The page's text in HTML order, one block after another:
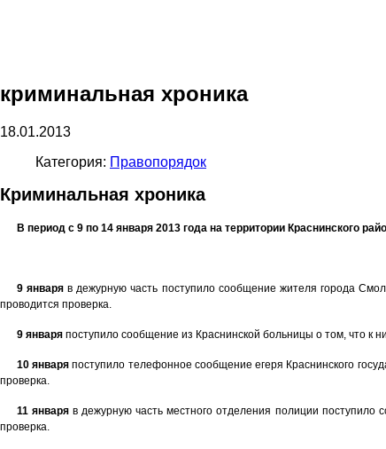
криминальная хроника
18.01.2013
Категория: Правопорядок
Криминальная хроника
В период с 9 по 14 января 2013 года на территории Краснинского
9 января в дежурную часть поступило сообщение жителя города
проводится проверка.
9 январяпоступило сообщение из Краснинской больницы о том, что к
10 января поступило телефонное сообщение егеря Краснинского
проверка.
11 январяв дежурную часть местного отделения полиции
проверка.